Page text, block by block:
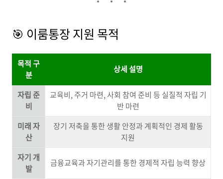
🎯 이룸통장 지원 목적
목적 구
분
상세 설명
자립 준
비
교육비, 주거 마련, 사회 참여 준비 등 실질적 자립 기
반 마련
미래 자
산
장기 저축을 통한 생활 안정과 계획적인 경제 활동
지원
자기 개
발
금융교육과 자기관리를 통한 경제적 자립 능력 향상